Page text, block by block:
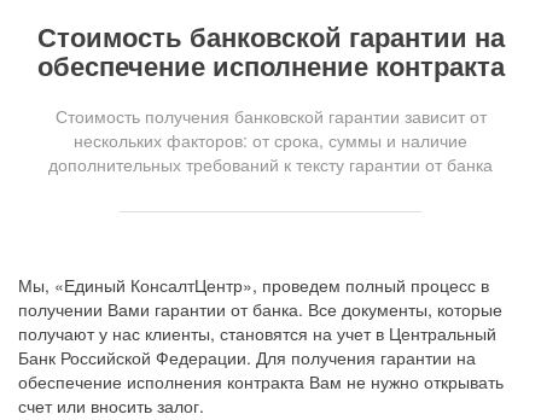
Стоимость банковской гарантии на
обеспечение исполнение контракта
Стоимость получения банковской гарантии зависит от
нескольких факторов: от срока, суммы и наличие
дополнительных требований к тексту гарантии от банка
Мы, «Единый КонсалтЦентр», проведем полный процесс в
получении Вами гарантии от банка. Все документы, которые
получают у нас клиенты, становятся на учет в Центральный
Банк Российской Федерации. Для получения гарантии на
обеспечение исполнения контракта Вам не нужно открывать
счет или вносить залог.